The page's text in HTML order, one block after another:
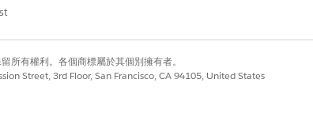
有權利。各個商標屬於其個別擁有者。
Street, 3rd Floor, San Francisco, CA 94105, United States